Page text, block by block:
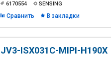
6170554 SENSING
Сравнить В закладки
JV3-ISX031C-MIPI-H190X